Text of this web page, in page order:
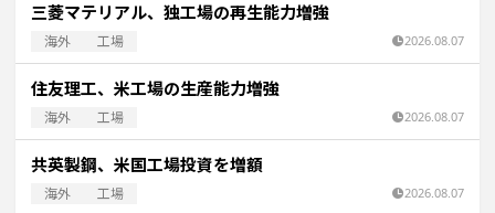
三菱マテリアル、独工場の再生能力増強
海外 工場 2026.08.07
住友理工、米工場の生産能力増強
海外 工場 2026.08.07
共英製鋼、米国工場投資を増額
海外 工場 2026.08.07